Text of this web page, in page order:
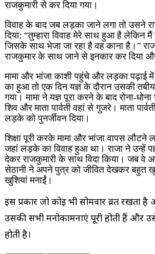
राजकुमारी से कर दिया गया।
विवाह के बाद जब लड़का जाने लगा तो उसने
दिया: “तुम्हारा विवाह मेरे साथ हुआ है लेकिन
जिसके साथ भेजा जा रहा है वह काना है।”
राजकुमार के साथ जाने से इनकार कर दिया
मामा और भांजा काशी पहुंचे और लड़का पढ़ाई
का हुआ तो एक दिन यज्ञ के दौरान उसकी
गया। मामा ने यज्ञ पूरा करने के बाद रोना-
शिव और माता पार्वती वहां से गुजरे। माता
लड़के को पुनर्जीवन दिया।
शिक्षा पूरी करके मामा और भांजा वापस
जहां लड़के का विवाह हुआ था। राजा ने उन्हें
देकर राजकुमारी के साथ विदा किया। जब वे
सेठानी ने अपने पुत्र को जीवित देखकर बहुत
खुशियां मनाईं।
इस प्रकार जो कोई भी सोमवार व्रत रखता
उसकी सभी मनोकामनाएं पूरी होती हैं और
होती है।